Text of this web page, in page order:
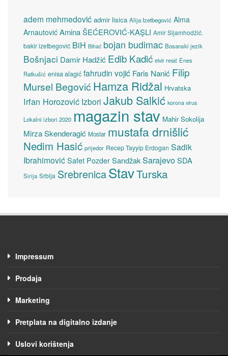
adem mehmedović admir lisica Alija Izetbegović Alma
Arnautović Amina ŠEĆEROVIĆ-KAŞLI Amir Sijamhodžić.
bakir izetbegović BiH Bihać bojan budimac Bosanski jezik
Bošnjaci Damir Hadžić Edib Kadić elvir resić Enes
Ratkušić enisa alagić fahrudin vojić Faris Nanić Filip
Mursel Begović Hamza Ridžal Hrvatska
Irfan Horozović Izbori Jakub Salkić korona virus
Lokalni izbori 2020 magazin stav Mahir Sokolija
Mirza Skenderagić Mostar mustafa drnišlić
Nedim Hasić prijedor Recep Tayyip Erdogan Sadik
Ibrahimović Safet Pozder SandžakSarajevoSDA
Sirija Srbija SrebrenicaStavTurska
Impressum
Prodaja
Marketing
Pretplata na digitalno izdanje
Uslovi korištenja